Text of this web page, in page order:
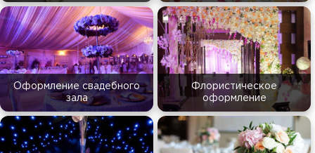
Оформление свадебного
зала
Флористическое
оформление